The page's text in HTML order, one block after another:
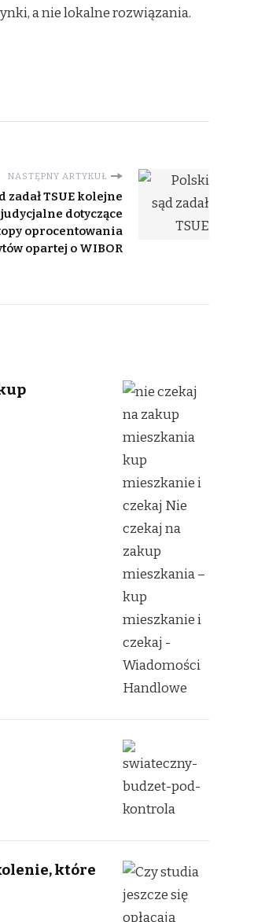
a nie lokalne rozwiązania.
NASTĘPNY ARTYKUŁ
zadał TSUE kolejne
dotyczące
oprocentowania
opartej o WIBOR
które